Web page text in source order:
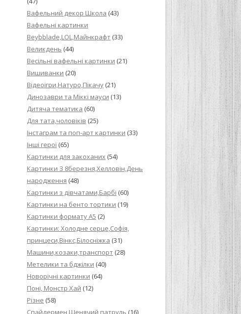
Вафельний декор Школа (43)
Вафельні картинки
Beybblade,LOL,Майнкрафт (33)
Великдень (44)
Весільні вафельні картинки (21)
Вишиванки (20)
Відеоігри,Натуро,Пікачу (21)
Динозаври та Міккі мауси (13)
Дитяча тематика (60)
Для тата,чоловіків (25)
Інстаграм та поп-арт картинки (33)
Інші герої (65)
Картинки для закоханих (54)
Картинки З 8березня,Хелловін,День
народження (48)
Картинки з дівчатами,Барбі (60)
Картинки на бенто тортики (19)
Картинки формату А5 (2)
Картинки: Холодне серце,Софія,
принцеси,Вінкс,Білосніжка (31)
Машини,козаки,транспорт (28)
Метелики та бджілки (40)
Новорічні картинки (64)
Поні, Монстр Хай (12)
Різне (58)
Спайдермен,Щенячий патруль (16)